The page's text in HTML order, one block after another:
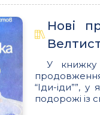
Нові
У книжку
“Іди-іди””,
подорожі із